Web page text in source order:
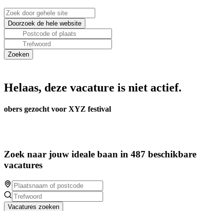
Helaas, deze vacature is niet actief.
obers gezocht voor XYZ festival
Zoek naar jouw ideale baan in 487 beschikbare
vacatures
Vacatures zoeken